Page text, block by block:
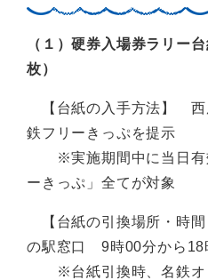
（１）硬券入場券ラリー
枚）
【台紙の入手方法】 西
鉄フリーきっぷを提示
※実施期間中に当日有
ーきっぷ」全てが対象
【台紙の引換場所・時
の駅窓口 9時00分から18
※台紙引換時、名鉄オ